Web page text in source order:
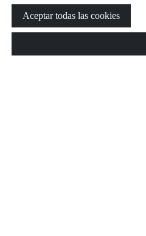
Aceptar todas las cookies